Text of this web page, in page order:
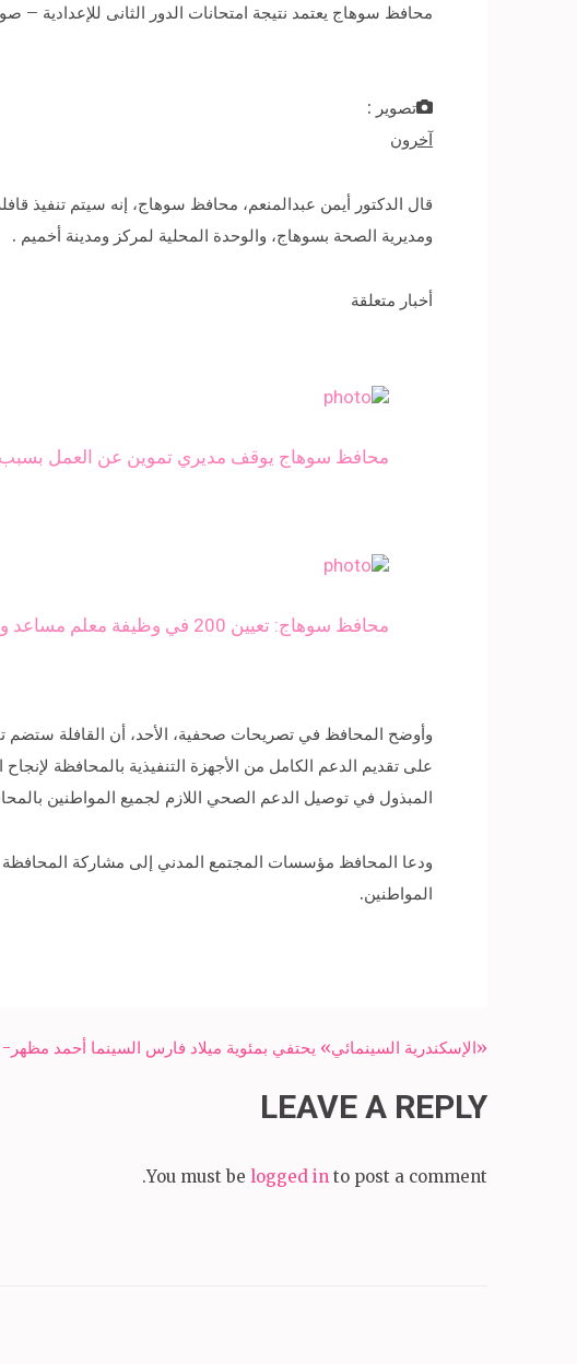
محافظ سوهاج يعتمد نتيجة امتحانات الدور الثانى للإعدادية –
تصوير :
آخرون
قال الدكتور أيمن عبدالمنعم، محافظ سوهاج، إنه سيتم تنفيذ
ومديرية الصحة بسوهاج، والوحدة المحلية لمركز ومدينة أخميم .
أخبار متعلقة
محافظ سوهاج يوقف مديري تموين عن العمل بسبب
محافظ سوهاج: تعيين 200 في وظيفة معلم مساعد وتوزيعهم على مدارس المحافظة
وأوضح المحافظ في تصريحات صحفية، الأحد، أن القافلة ستضم
على تقديم الدعم الكامل من الأجهزة التنفيذية بالمحافظة
المبذول في توصيل الدعم الصحي اللازم لجميع المواطنين
ودعا المحافظ مؤسسات المجتمع المدني إلى مشاركة المحافظة
المواطنين.
Post
«الإسكندرية السينمائي» يحتفي بمئوية ميلاد فارس السينما أحمد
LEAVE A REPLY
You must be logged in to post a comment.